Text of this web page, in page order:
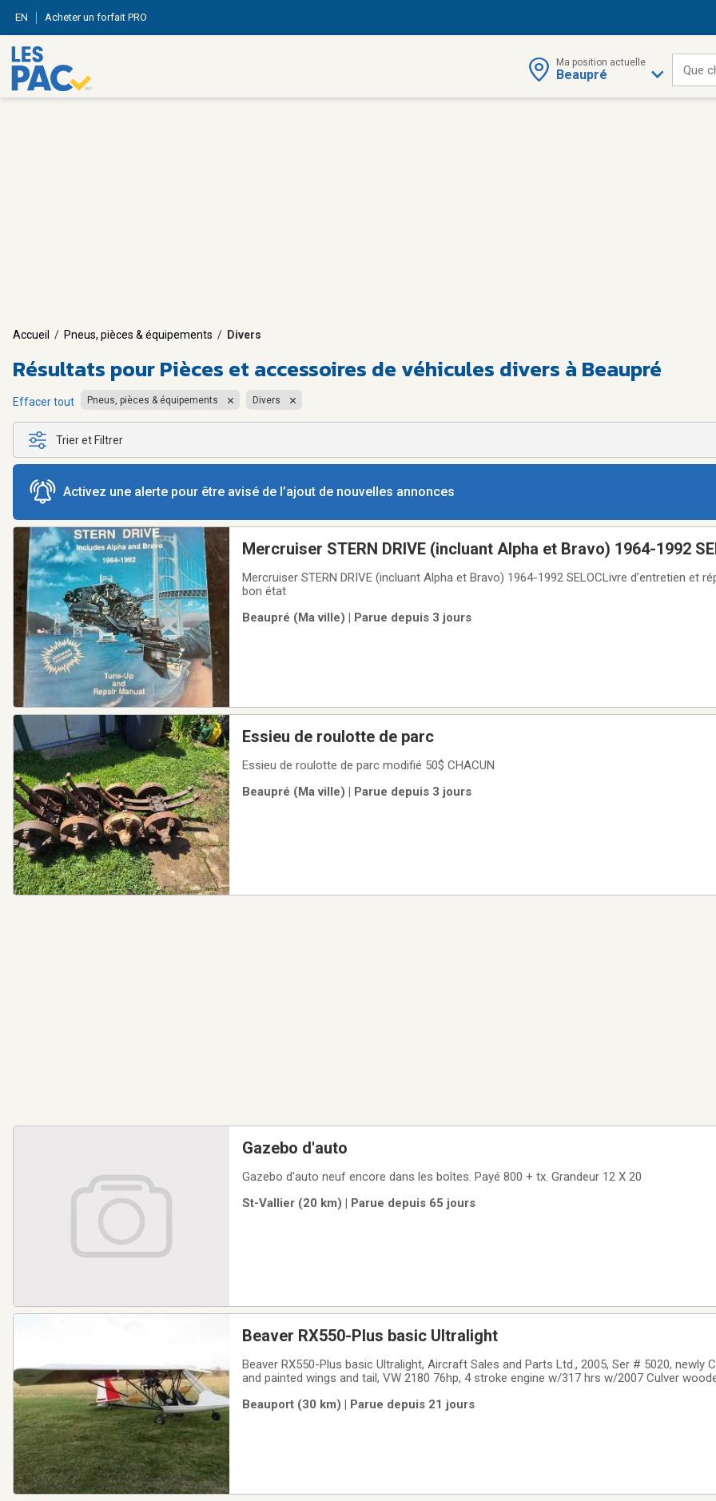
EN Acheter un forfait PRO
Ma position actuelle
Beaupré Que
Accueil / Pneus, pièces & équipements / Divers
Résultats pourPièces et accessoires de véhicules divers à Beaupré
Effacer tout Pneus, pièces & équipements Divers
Trier et Filtrer
Activez une alerte pour être avisé de l’ajout de nouvelles annonces
Mercruiser STERN DRIVE (incluant Alpha et Bravo) 1964-1992
Mercruiser STERN DRIVE (incluant Alpha et Bravo) 1964-1992 SELOCLivre d’entretien et
bon état
Beaupré (Ma ville) | Parue depuis 3 jours
Essieu de roulotte de parc
Essieu de roulotte de parc modifié 50$ CHACUN
Beaupré (Ma ville) | Parue depuis 3 jours
Gazebo d'auto
Gazebo d'auto neuf encore dans les boîtes. Payé 800 + tx. Grandeur 12 X 20
St-Vallier (20 km) | Parue depuis 65 jours
Beaver RX550-Plus basic Ultralight
Beaver RX550-Plus basic Ultralight, Aircraft Sales and Parts Ltd., 2005, Ser # 5020, newly
and painted wings and tail, VW 2180 76hp, 4 stroke engine w/317 hrs w/2007 Culver wooden
mechanical brakes. No structural
Beauport (30 km) | Parue depuis 21 jours